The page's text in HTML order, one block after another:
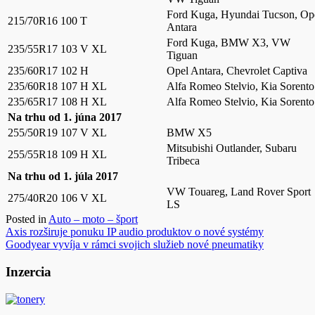
215/70R16 100 T
Ford Kuga, Hyundai Tucson,
Antara
235/55R17 103 V XL
Ford Kuga, BMW X3, VW
Tiguan
235/60R17 102 H
Opel Antara, Chevrolet Captiva
235/60R18 107 H XL
Alfa Romeo Stelvio, Kia Sorento
235/65R17 108 H XL
Alfa Romeo Stelvio, Kia Sorento
Na trhu od 1. júna 2017
255/50R19 107 V XL
BMW X5
255/55R18 109 H XL
Mitsubishi Outlander, Subaru
Tribeca
Na trhu od 1. júla 2017
275/40R20 106 V XL
VW Touareg, Land Rover Sport
LS
Posted in Auto – moto – šport
Navigácia
v
článku
Axis rozširuje ponuku IP audio produktov o nové systémy
Goodyear vyvíja v rámci svojich služieb nové pneumatiky
Inzercia